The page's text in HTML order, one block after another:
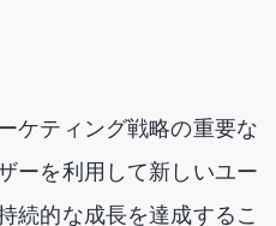
ケティング戦略の重要な
ーを利用して新しいユー
続的な成長を達成するこ